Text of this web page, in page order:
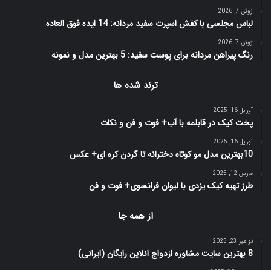
ژوئن 7, 2026
لباس مجلسی با کفش اسپرت سفید مردانه: 14 ایده فوق العاده
ژوئن 7, 2026
رنگ پیراهن مردانه برای پوست سفید: 5 بهترین مدل و نمونه
ترند شده ها
آوریل 16, 2025
پخت کیک در قابلمه با آب+ فوت و فن و نکات
آوریل 16, 2025
10بهترین مدل مو کوتاه دخترانه تا گردن کره ای+ عکس
مارس 12, 2025
طرز تهیه کیک یزدی با لیوان فرانسوی+ فوت و فن
از همه جا
نوامبر 23, 2025
8 بهترین سایت مشاوره ازدواج انلاین رایگان (ایرانی)